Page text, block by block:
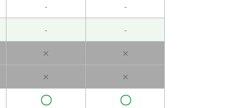
- -
- -
× ×
× ×
〇 〇